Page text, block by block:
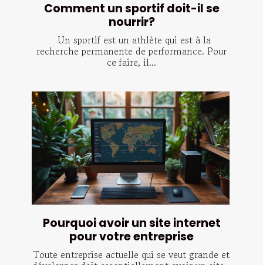
Comment un sportif doit-il se
nourrir?
Un sportif est un athlète qui est à la
recherche permanente de performance. Pour
ce faire, il...
Pourquoi avoir un site internet
pour votre entreprise
Toute entreprise actuelle qui se veut grande et